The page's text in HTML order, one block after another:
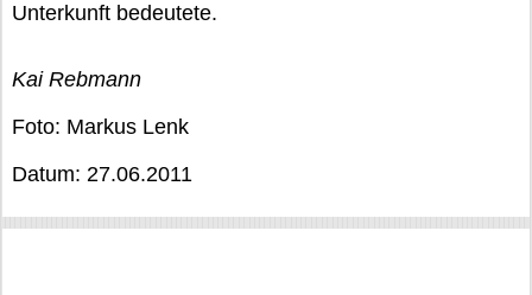
Unterkunft bedeutete.
Kai Rebmann
Foto: Markus Lenk
Datum: 27.06.2011